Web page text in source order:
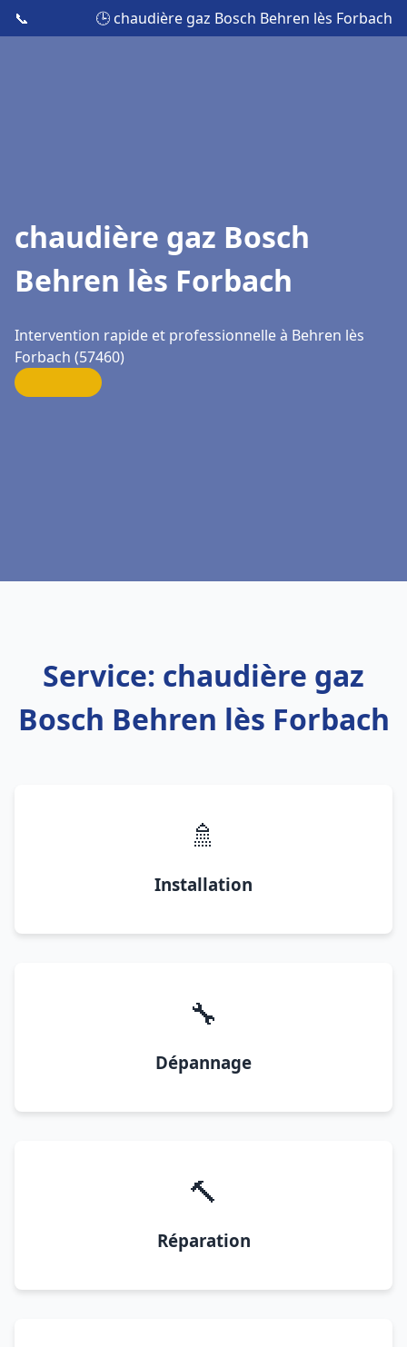
📞 🕒 chaudière gaz Bosch Behren lès Forbach
chaudière gaz Bosch
Behren lès Forbach
Intervention rapide et professionnelle à Behren lès
Forbach (57460)
Service: chaudière gaz
Bosch Behren lès Forbach
🚿
Installation
🔧
Dépannage
🔨
Réparation